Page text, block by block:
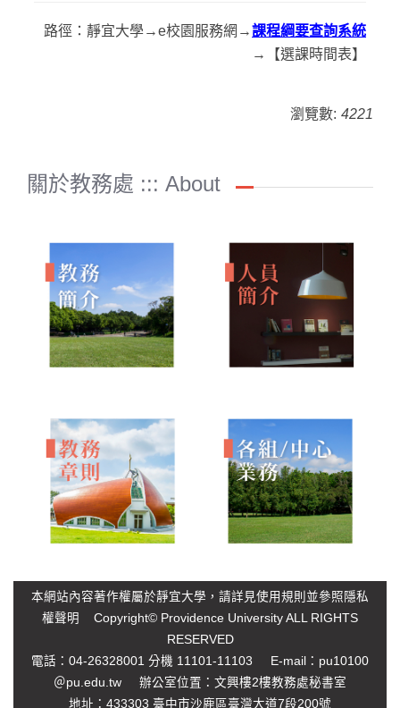
路徑：靜宜大學→e校園服務網→課程綱要查詢系統
→【選課時間表】
瀏覽數: 4221
關於教務處 ::: About
本網站內容著作權屬於靜宜大學，請詳見使用規則 並參照 隱私
權聲明
Copyright© Providence University ALL RIGHTS
RESERVED
電話：04-26328001 分機 11101-11103 E-mail： pu10100
＠pu.edu.tw 辦公室位置：文興樓2樓教務處秘書室
地址：433303 臺中市沙鹿區臺灣大道7段200號